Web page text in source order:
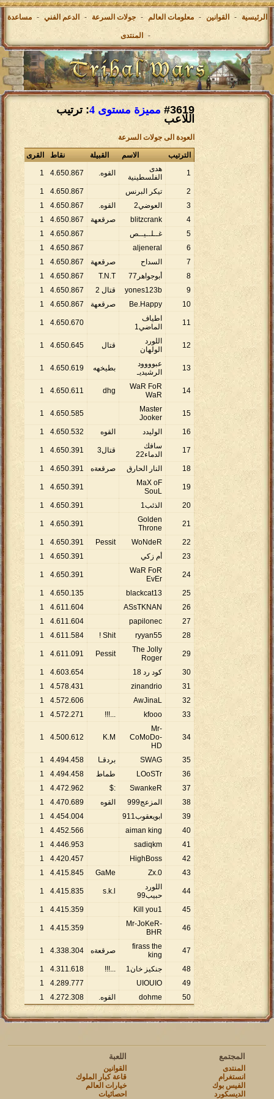
الرئيسية - القوانين - معلومات العالم - جولات السرعة - الدعم الفني - مساعدة
- المنتدى
#3619 مميزة مستوى 4 : ترتيب
اللاعب
العودة الى جولات السرعة
الترتيب الاسم القبيلة نقاط القرى
1
هدى
الفلسطينية
القوه. 4.650.867
1
2 تيكر البرنس 4.650.867
1
3
العوضي2 القوه. 4.650.867
1
4
blitzcrank صرقعهة 4.650.867
1
5
غــلــيــص 4.650.867
1
6
aljeneral
4.650.867
1
7
السداح صرقعهة 4.650.867
1
8
أبوجواهر77 T.N.T
4.650.867
1
9
yones123b قتال 2 4.650.867
1
10
Be.Happy صرقعهة 4.650.867
1
11
اطياف
الماضي1
4.650.670
1
12
اللورد
الولهان
قتال 4.650.645
1
13
عبوووود
الرشيديـ
بطيخهه 4.650.619
1
14
WaR FoR
WaR
dhg
4.650.611
1
15
Master
Jooker
4.650.585
1
16 الوليدد القوه 4.650.532
1
17
سافك
الدماء22
قتال3 4.650.391
1
18 النار الحارق صرقعةه 4.650.391
1
19
MaX oF
SouL
4.650.391
1
20 الذئب1 4.650.391
1
21
Golden
Throne
4.650.391
1
22
WoNdeR
Pessit
4.650.391
1
23
أم زكي 4.650.391
1
24
WaR FoR
EvEr
4.650.391
1
25
blackcat13
4.650.135
1
26
ASsTKNAN
4.611.604
1
27
papilonec
4.611.604
1
28
ryyan55
Shit !
4.611.584
1
29
The Jolly
Roger
Pessit
4.611.091
1
30 كود رد 18 4.603.654
1
31
zinandrio
4.578.431
1
32
AwJinaL
4.572.606
1
33
kfooo
...!!!
4.572.271
1
34
Mr-
CoMoDo-
HD
K.M
4.500.612
1
35
SWAG بردقـا 4.494.458
1
36
LOoSTr طماط 4.494.458
1
37
SwankeR
:$
4.472.962
1
38
المزعج999 القوه 4.470.689
1
39
ابويعقوب911 4.454.004
1
40
aiman king
4.452.566
1
41
sadiqkm
4.446.953
1
42
HighBoss
4.420.457
1
43
Zx.0
GaMe
4.415.845
1
44
اللورد
حبيب99
s.k.l
4.415.835
1
45
Kill you1
4.415.359
1
46
Mr-JoKeR-
BHR
4.415.359
1
47
firass the
king
صرقعةه 4.338.304
1
48 جنكيز خان1 ...!!!
4.311.618
1
49
UIOUIO
4.289.777
1
50
dohme القوه. 4.272.308
1
اللعبة
القوانين
قاعة كبار الملوك
خيارات العالم
احصائيات
المجتمع
المنتدى
انستغرام
الفيس بوك
الديسكورد